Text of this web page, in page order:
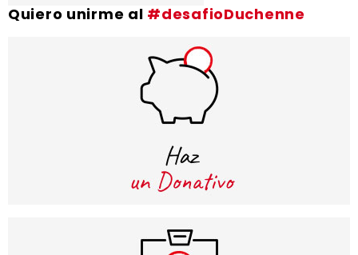
Quiero unirme al #desafioDuchenne